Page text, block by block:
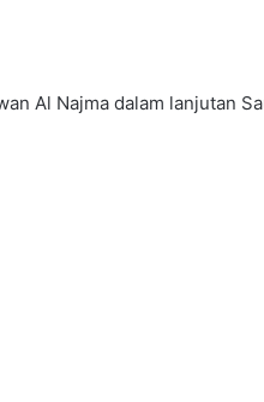
Al Najma dalam lanjutan